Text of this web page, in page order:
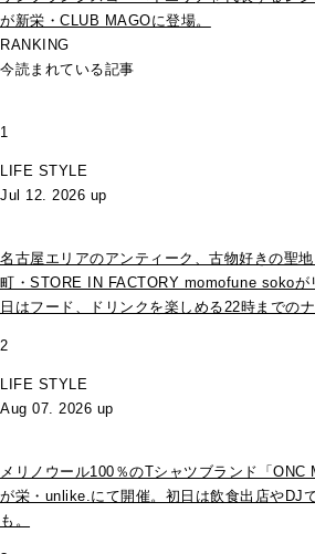
が新栄・CLUB MAGOに登場。
RANKING
今読まれている記事
1
LIFE STYLE
Jul 12. 2026 up
名古屋エリアのアンティーク、古物好きの聖
町・STORE IN FACTORY momofune sokoが
日はフード、ドリンクを楽しめる22時までのナ
2
LIFE STYLE
Aug 07. 2026 up
メリノウール100％のTシャツブランド「
が栄・unlike.にて開催。初日は飲食出店やDJ
も。